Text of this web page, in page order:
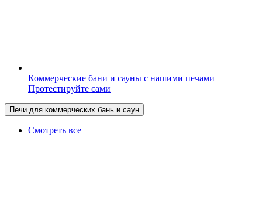
Коммерческие бани и сауны с нашими печами
Протестируйте сами
Печи для коммерческих бань и саун
Смотреть все